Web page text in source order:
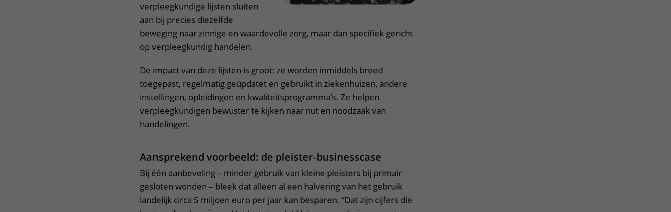
verpleegkundige lijsten sluiten
aan bij precies diezelfde
beweging naar zinnige en waardevolle zorg, maar dan specifiek gericht
op verpleegkundig handelen.
De impact van deze lijsten is groot: ze worden inmiddels breed
toegepast, regelmatig geüpdatet en gebruikt in ziekenhuizen, andere
instellingen, opleidingen en kwaliteitsprogramma’s. Ze helpen
verpleegkundigen bewuster te kijken naar nut en noodzaak van
handelingen.
Aansprekend voorbeeld: de pleister‑businesscase
Bij één aanbeveling – minder gebruik van kleine pleisters bij primair
gesloten wonden – bleek dat alleen al een halvering van het gebruik
landelijk circa 5 miljoen euro per jaar kan besparen. “Dat zijn cijfers die